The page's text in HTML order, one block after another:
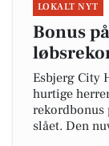
LOKALT NYT
Bonus
Esbjerg City
hurtige
rekordbonus
slået. Den